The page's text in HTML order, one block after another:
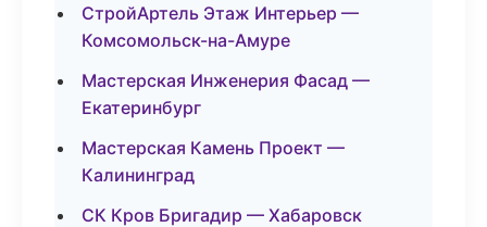
СтройАртель Этаж Интерьер —
Комсомольск-на-Амуре
Мастерская Инженерия Фасад —
Екатеринбург
Мастерская Камень Проект —
Калининград
СК Кров Бригадир — Хабаровск